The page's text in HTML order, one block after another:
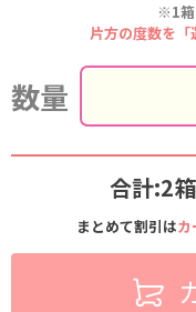
※1箱
片方の度数を「
数量
合計:2
まとめて割引はカ